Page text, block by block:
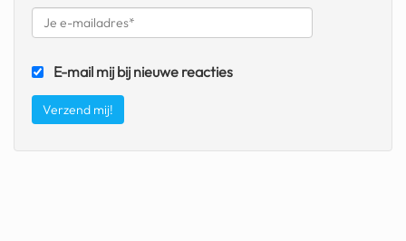
duitsland
E-mail mij bij nieuwe reacties